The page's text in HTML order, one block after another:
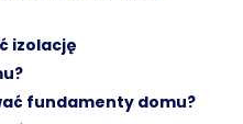
izolację
fundamenty domu?